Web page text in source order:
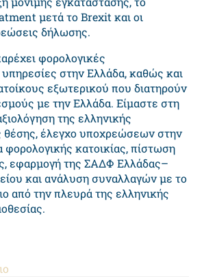
μετά το Brexit και οι
δήλωσης.
φορολογικές
στην Ελλάδα, καθώς και
εξωτερικού που διατηρούν
με την Ελλάδα. Είμαστε στη
της ελληνικής
θέσης, έλεγχο υποχρεώσεων στην
φορολογικής κατοικίας, πίστωση
εφαρμογή της ΣΑΔΦ Ελλάδας–
και ανάλυση συναλλαγών με το
από την πλευρά της ελληνικής